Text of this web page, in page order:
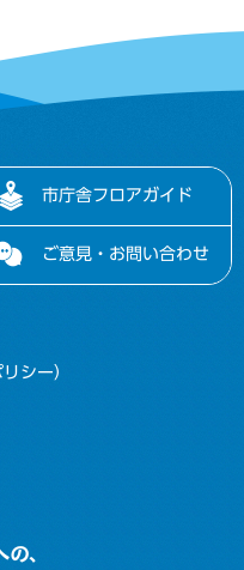
市庁舎フロアガイド
ご意見・お問い合わせ
シー）